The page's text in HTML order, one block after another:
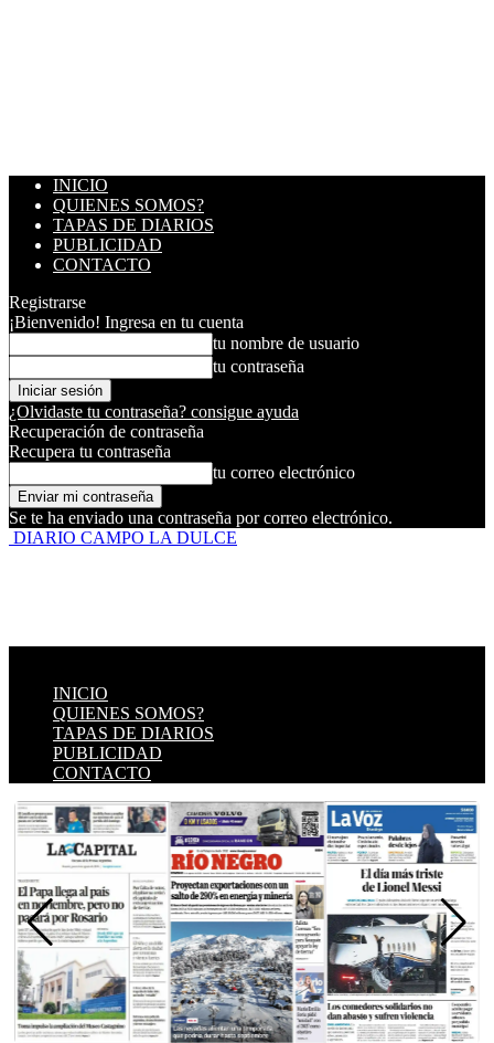
INICIO
QUIENES SOMOS?
TAPAS DE DIARIOS
PUBLICIDAD
CONTACTO
Registrarse
¡Bienvenido! Ingresa en tu cuenta
tu nombre de usuario
tu contraseña
¿Olvidaste tu contraseña? consigue ayuda
Recuperación de contraseña
Recupera tu contraseña
tu correo electrónico
Se te ha enviado una contraseña por correo electrónico.
DIARIO CAMPO LA DULCE
INICIO
QUIENES SOMOS?
TAPAS DE DIARIOS
PUBLICIDAD
CONTACTO